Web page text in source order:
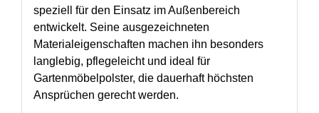
speziell für den Einsatz im Außenbereich
entwickelt. Seine ausgezeichneten
Materialeigenschaften machen ihn besonders
langlebig, pflegeleicht und ideal für
Gartenmöbelpolster, die dauerhaft höchsten
Ansprüchen gerecht werden.